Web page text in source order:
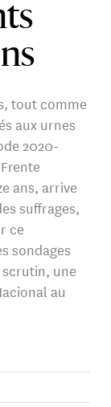
tout comme
aux urnes
2020-
ans, arrive
suffrages,
ce
sondages
une
au